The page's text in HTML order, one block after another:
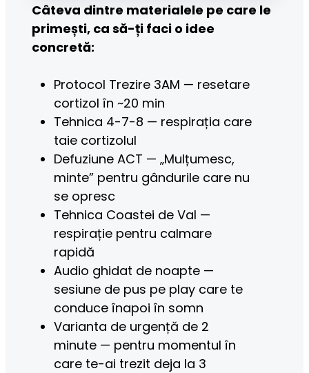
Câteva dintre materialele pe care le
primești, ca să-ți faci o idee
concretă:
Protocol Trezire 3AM — resetare
cortizol în ~20 min
Tehnica 4-7-8 — respirația care
taie cortizolul
Defuziune ACT — „Mulțumesc,
minte” pentru gândurile care nu
se opresc
Tehnica Coastei de Val —
respirație pentru calmare
rapidă
Audio ghidat de noapte —
sesiune de pus pe play care te
conduce înapoi în somn
Varianta de urgență de 2
minute — pentru momentul în
care te-ai trezit deja la 3